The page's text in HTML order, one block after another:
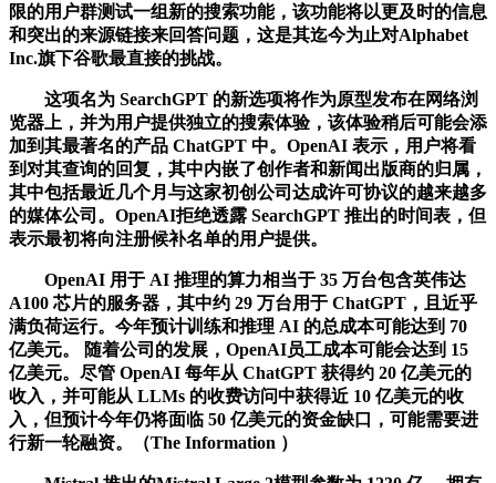
限的用户群测试一组新的搜索功能，该功能将以更及时的信息
和突出的来源链接来回答问题，这是其迄今为止对Alphabet
Inc.旗下谷歌最直接的挑战。
这项名为 SearchGPT 的新选项将作为原型发布在网络浏
览器上，并为用户提供独立的搜索体验，该体验稍后可能会添
加到其最著名的产品 ChatGPT 中。OpenAI 表示，用户将看
到对其查询的回复，其中内嵌了创作者和新闻出版商的归属，
其中包括最近几个月与这家初创公司达成许可协议的越来越多
的媒体公司。OpenAI拒绝透露 SearchGPT 推出的时间表，但
表示最初将向注册候补名单的用户提供。
OpenAI 用于 AI 推理的算力相当于 35 万台包含英伟达
A100 芯片的服务器，其中约 29 万台用于 ChatGPT，且近乎
满负荷运行。今年预计训练和推理 AI 的总成本可能达到 70
亿美元。 随着公司的发展，OpenAI员工成本可能会达到 15
亿美元。尽管 OpenAI 每年从 ChatGPT 获得约 20 亿美元的
收入，并可能从 LLMs 的收费访问中获得近 10 亿美元的收
入，但预计今年仍将面临 50 亿美元的资金缺口，可能需要进
行新一轮融资。（The Information ）